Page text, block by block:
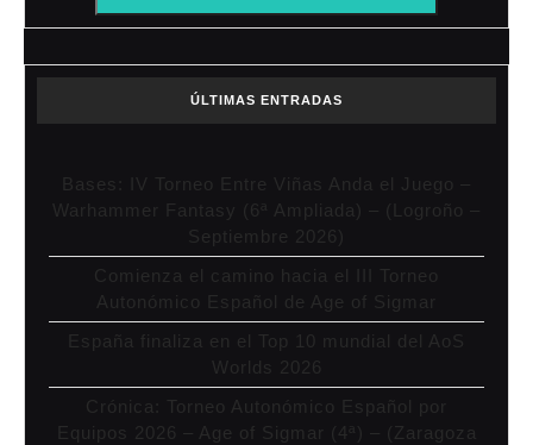
ÚLTIMAS ENTRADAS
Bases: IV Torneo Entre Viñas Anda el Juego –
Warhammer Fantasy (6ª Ampliada) – (Logroño –
Septiembre 2026)
Comienza el camino hacia el III Torneo
Autonómico Español de Age of Sigmar
España finaliza en el Top 10 mundial del AoS
Worlds 2026
Crónica: Torneo Autonómico Español por
Equipos 2026 – Age of Sigmar (4ª) – (Zaragoza